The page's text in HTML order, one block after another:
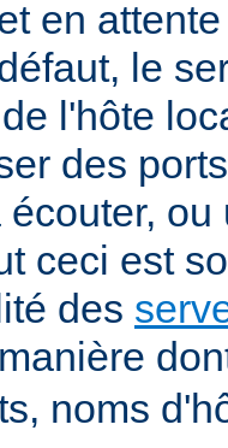
en
le
l'hôte
des
ceci est
des
noms